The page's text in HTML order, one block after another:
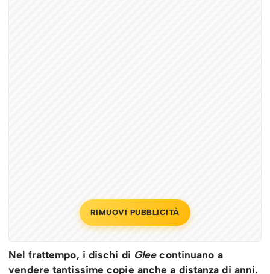
RIMUOVI PUBBLICITÀ
Nel frattempo, i dischi di Gleecontinuano a
vendere tantissime copie anche a distanza di anni.